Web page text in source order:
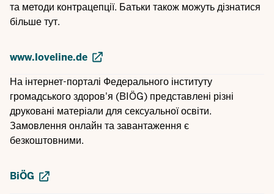
та методи контрацепції. Батьки також можуть дізнатися
більше тут.
www.loveline.de
На інтернет-порталі Федерального інституту
громадського здоров'я (BIÖG) представлені різні
друковані матеріали для сексуальної освіти.
Замовлення онлайн та завантаження є
безкоштовними.
BiÖG